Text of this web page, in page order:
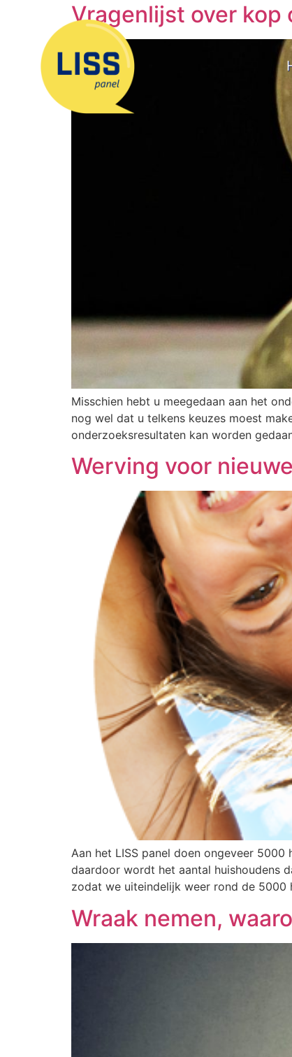
Vragenlijst over kop
Misschien hebt u meegedaan aan het
nog wel dat u telkens keuzes moest
onderzoeksresultaten kan worden
Werving voor
Aan het LISS panel doen ongeveer
daardoor wordt het aantal huishoudens
zodat we uiteindelijk weer rond de 5000
Wraak nemen,